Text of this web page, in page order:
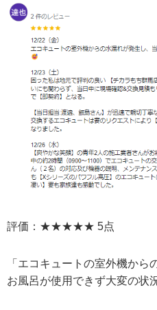
評価：★★★★★ 5点
「エコキュートの室外機か
お風呂が使用できず大変の状